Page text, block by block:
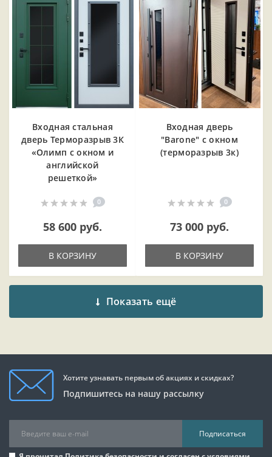
Входная cтальная
дверь Терморазрыв 3К
«Олимп с окном и
английской
решеткой»
0
58 600 руб.
В КОРЗИНУ
Входная дверь
"Barone" с окном
(терморазрыв 3к)
0
73 000 руб.
В КОРЗИНУ
Показать ещё
Хотите узнавать первым об акциях и скидках?
Подпишитесь на нашу рассылку
Подписаться